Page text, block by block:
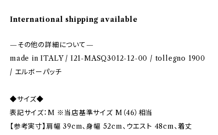
International shipping available
—その他の詳細について—
made in ITALY / I21-MASQ3012-12-00 / tollegno 1900
/ エルボーパッチ
◆サイズ◆
表記サイズ：M ※当店基準サイズ M（46）相当
【参考実寸】肩幅 39cm、身幅 52cm、ウエスト 48cm、着丈